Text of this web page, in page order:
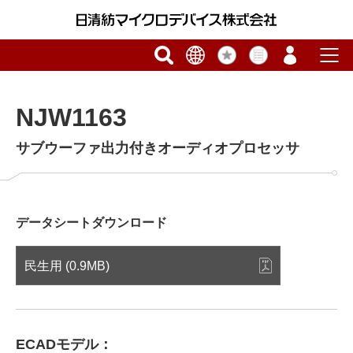
NJW1163
サブウーファ出力付きオーディオプロセッサ
データシートダウンロード
民生用 (0.9MB)
ECADモデル：